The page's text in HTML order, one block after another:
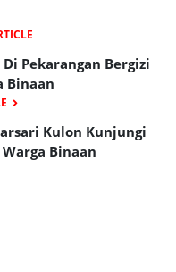
Pekarangan Bergizi
Binaan
Kulon Kunjungi
Binaan